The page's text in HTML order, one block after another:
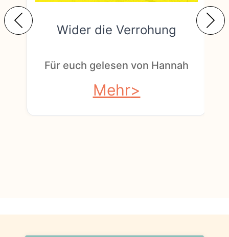
Wider die Verrohung
Für euch gelesen von Hannah
Mehr